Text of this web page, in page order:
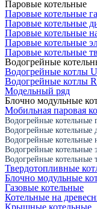
Паровые котельные
Паровые котельные
Паровые котельные
Паровые котельные
Паровые котельные
Паровые котельные
Водогрейные
Водогрейные котлы
Водогрейные котлы
Модельный ряд
Блочно модульные
Мобильная паровая
Водогрейные котельные
Водогрейные котельные
Водогрейные котельные
Водогрейные котельные
Водогрейные котельные
Твердотопливные
Блочно модульные
Газовые котельные
Котельные на
Крышные котельные